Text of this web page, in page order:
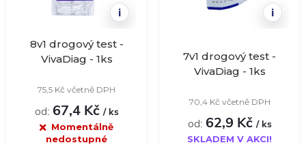
i
8v1 drogový test -
VivaDiag - 1ks
75,5 Kč včetně DPH
od: 67,4 Kč / ks
Momentálně
nedostupné
i
7v1 drogový test -
VivaDiag - 1ks
70,4 Kč včetně DPH
od: 62,9 Kč / ks
SKLADEM V AKCI!